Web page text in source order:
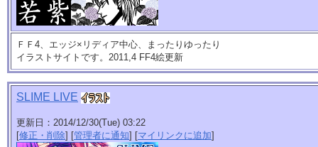
ＦＦ4、エッジ×リディア中心、まったりゆったり
イラストサイトです。2011,4 FF4絵更新
SLIME LIVE
更新日：2014/12/30(Tue) 03:22
[修正・削除] [管理者に通知] [マイリンクに追加]